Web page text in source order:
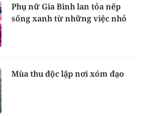
Phụ nữ Gia Bình lan tỏa nếp
sống xanh từ những việc nhỏ
Mùa thu độc lập nơi xóm đạo